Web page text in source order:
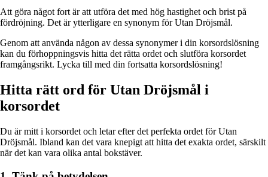
Att göra något fort är att utföra det med hög hastighet och brist på
fördröjning. Det är ytterligare en synonym för Utan Dröjsmål.
Genom att använda någon av dessa synonymer i din korsordslösning
kan du förhoppningsvis hitta det rätta ordet och slutföra korsordet
framgångsrikt. Lycka till med din fortsatta korsordslösning!
Hitta rätt ord för Utan Dröjsmål i
korsordet
Du är mitt i korsordet och letar efter det perfekta ordet för Utan
Dröjsmål. Ibland kan det vara knepigt att hitta det exakta ordet, särskilt
när det kan vara olika antal bokstäver.